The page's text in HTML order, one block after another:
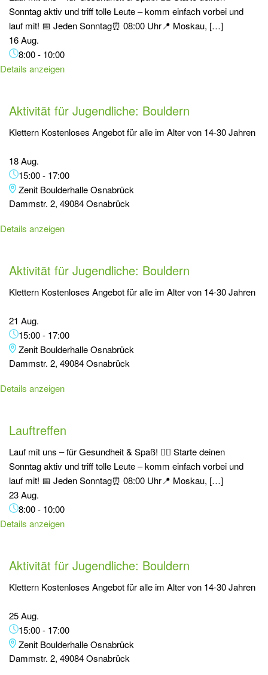
Sonntag aktiv und triff tolle Leute – komm einfach vorbei und
lauf mit! 📅 Jeden Sonntag⏰ 08:00 Uhr📍 Moskau, […]
16 Aug.
8:00- 10:00
Details anzeigen
Aktivität für Jugendliche: Bouldern
Klettern Kostenloses Angebot für alle im Alter von 14-30 Jahren
18 Aug.
15:00- 17:00
Zenit Boulderhalle Osnabrück
Dammstr. 2, 49084 Osnabrück
Details anzeigen
Aktivität für Jugendliche: Bouldern
Klettern Kostenloses Angebot für alle im Alter von 14-30 Jahren
21 Aug.
15:00- 17:00
Zenit Boulderhalle Osnabrück
Dammstr. 2, 49084 Osnabrück
Details anzeigen
Lauftreffen
Lauf mit uns – für Gesundheit & Spaß! 🏃‍♂️ Starte deinen
Sonntag aktiv und triff tolle Leute – komm einfach vorbei und
lauf mit! 📅 Jeden Sonntag⏰ 08:00 Uhr📍 Moskau, […]
23 Aug.
8:00- 10:00
Details anzeigen
Aktivität für Jugendliche: Bouldern
Klettern Kostenloses Angebot für alle im Alter von 14-30 Jahren
25 Aug.
15:00- 17:00
Zenit Boulderhalle Osnabrück
Dammstr. 2, 49084 Osnabrück